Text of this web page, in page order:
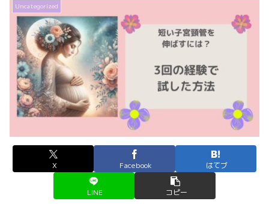
Uncategorized
X Facebook はてブ
LINE コピー